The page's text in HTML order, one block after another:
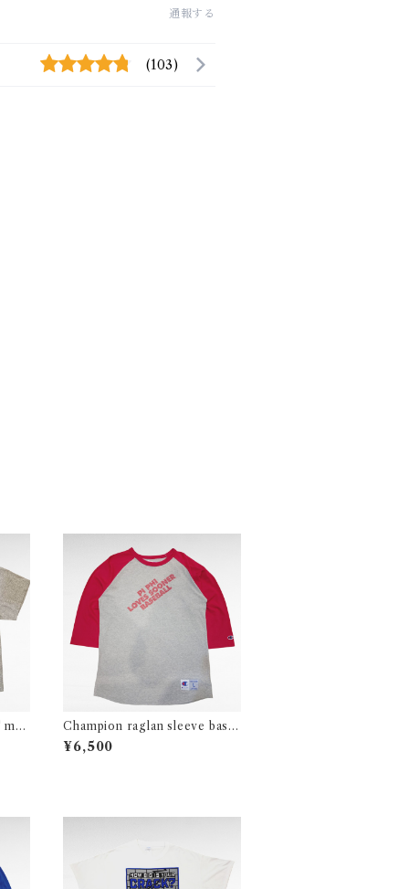
通報する
(103)
mo
Champion raglan sleeve base
ball print t-shirt
¥6,500